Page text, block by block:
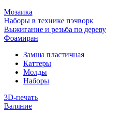
Мозаика
Наборы в технике пэчворк
Выжигание и резьба по дереву
Фоамиран
Замша пластичная
Каттеры
Молды
Наборы
3D-печать
Валяние